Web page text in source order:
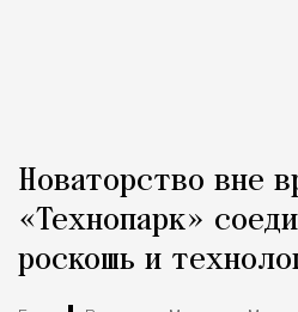
Новаторство вне
«Технопарк»
роскошь и